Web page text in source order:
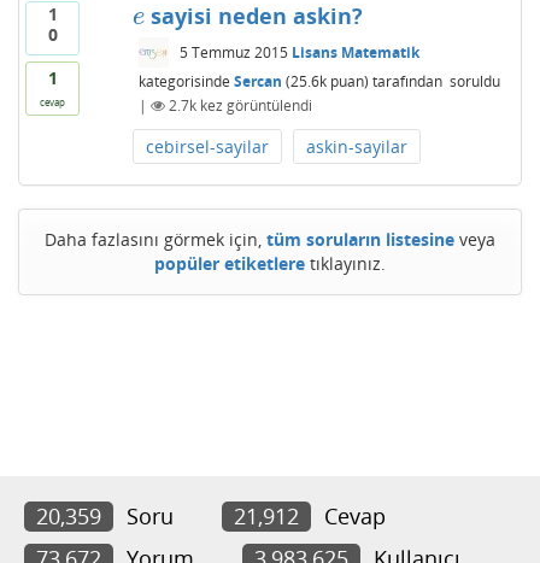
1
0
1
cevap
e
e sayisi neden askin?
5 Temmuz 2015 Lisans Matematik
kategorisinde Sercan (25.6kpuan) tarafından soruldu
|
2.7kkez görüntülendi
cebirsel-sayilar askin-sayilar
Daha fazlasını görmek için, tüm soruların listesine veya
popüler etiketlere tıklayınız.
20,359 Soru 21,912
Cevap